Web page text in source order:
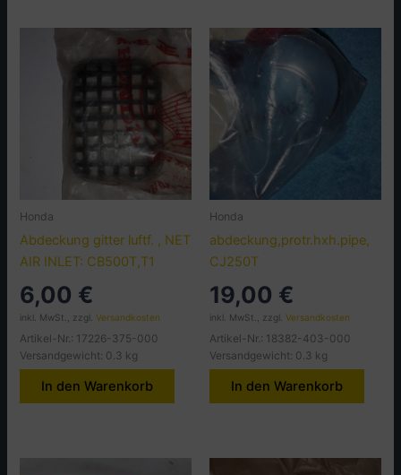
Honda
Abdeckung gitter luftf. , NET
AIR INLET: CB500T,T1
6,00 €
inkl. MwSt., zzgl.Versandkosten
Artikel-Nr.: 17226-375-000
Versandgewicht: 0.3 kg
In den Warenkorb
Honda
abdeckung,protr.hxh.pipe,
CJ250T
19,00 €
inkl. MwSt., zzgl. Versandkosten
Artikel-Nr.: 18382-403-000
Versandgewicht: 0.3 kg
In den Warenkorb